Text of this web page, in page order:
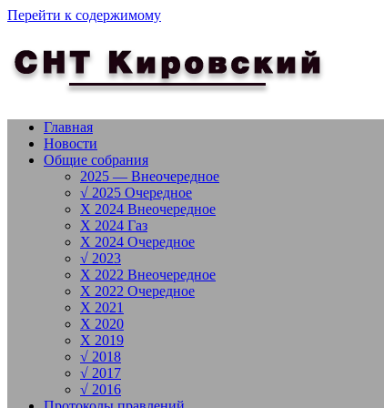
Перейти к содержимому
Главная
Новости
Общие собрания
2025 — Внеочередное
√ 2025 Очередное
X 2024 Внеочередное
X 2024 Газ
X 2024 Очередное
√ 2023
X 2022 Внеочередное
X 2022 Очередное
X 2021
X 2020
X 2019
√ 2018
√ 2017
√ 2016